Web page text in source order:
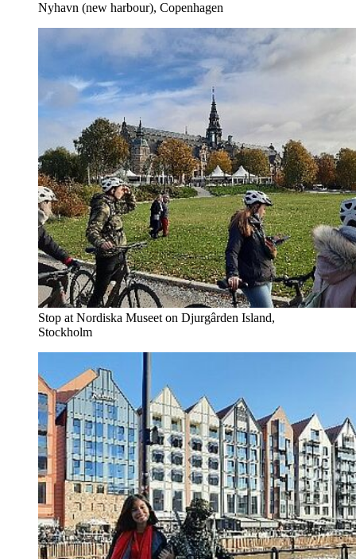
Nyhavn (new harbour), Copenhagen
Stop at Nordiska Museet on Djurgârden Island,
Stockholm